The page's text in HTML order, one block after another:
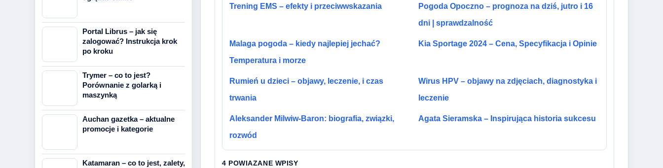
Trening EMS – efekty i przeciwwskazania
Pogoda Opoczno – prognoza na dziś, jutro i 16
dni | sprawdzalność
Malaga pogoda – kiedy najlepiej jechać?
Temperatura i morze
Kia Sportage 2024 – Cena, Specyfikacja i Opinie
Rumień u dzieci – objawy, leczenie, i czas
trwania
Wirus HPV – objawy na zdjęciach, diagnostyka i
leczenie
Aleksander Milwiw-Baron: biografia, związki,
rozwód
Agata Sieramska – Inspirująca historia sukcesu
4 POWIAZANE WPISY
Portal Librus – jak się
zalogować? Instrukcja krok
po kroku
Trymer – co to jest?
Porównanie z golarką i
maszynką
Auchan gazetka – aktualne
promocje i kategorie
Katamaran – co to jest, zalety,